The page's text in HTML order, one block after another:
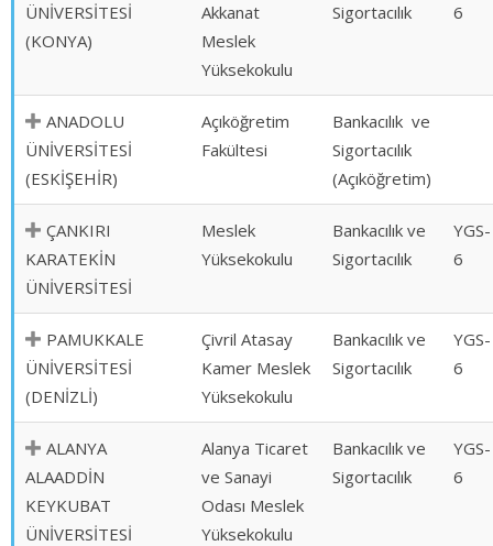
ÜNİVERSİTESİ
(KONYA)
Akkanat
Meslek
Yüksekokulu
Sigortacılık
6
ANADOLU
ÜNİVERSİTESİ
(ESKİŞEHİR)
Açıköğretim
Fakültesi
Bankacılık ve
Sigortacılık
(Açıköğretim)
ÇANKIRI
KARATEKİN
ÜNİVERSİTESİ
Meslek
Yüksekokulu
Bankacılık ve
Sigortacılık
YGS-
6
PAMUKKALE
ÜNİVERSİTESİ
(DENİZLİ)
Çivril Atasay
Kamer Meslek
Yüksekokulu
Bankacılık ve
Sigortacılık
YGS-
6
ALANYA
ALAADDİN
KEYKUBAT
ÜNİVERSİTESİ
Alanya Ticaret
ve Sanayi
Odası Meslek
Yüksekokulu
Bankacılık ve
Sigortacılık
YGS-
6